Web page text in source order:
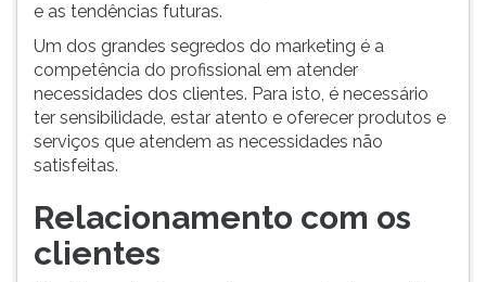
e as tendências futuras.
Um dos grandes segredos do marketing é a
competência do profissional em atender
necessidades dos clientes. Para isto, é necessário
ter sensibilidade, estar atento e oferecer produtos e
serviços que atendem as necessidades não
satisfeitas.
Relacionamento com os
clientes